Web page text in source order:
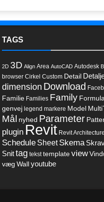
TAGS
2D 3D Align Area AutoCAD Autodesk
browser Cirkel Custom Detail
dimension Download
Familie Families Family
genvej legend markere Model
Mål nyhed Parameter
plugin Revit Revit
Schedule Sheet Skema
Snittag tekst templateview
væg Wallyoutube